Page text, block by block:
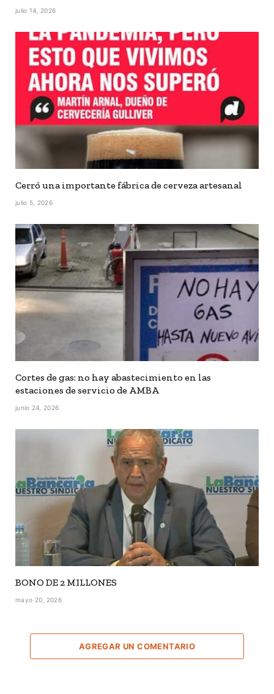
julio 14, 2026
Cerró una importante fábrica de cerveza artesanal
julio 5, 2026
Cortes de gas: no hay abastecimiento en las
estaciones de servicio de AMBA
junio 24, 2026
BONO DE 2 MILLONES
mayo 20, 2026
AGREGAR UN COMENTARIO